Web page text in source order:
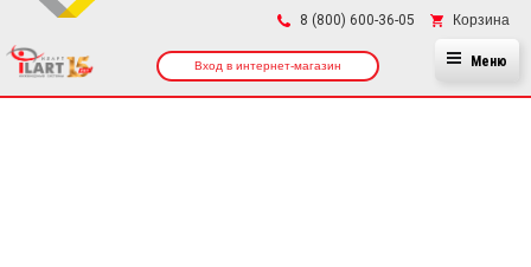
8 (800) 600-36-05 Корзина
Вход в интернет-магазин Меню
×